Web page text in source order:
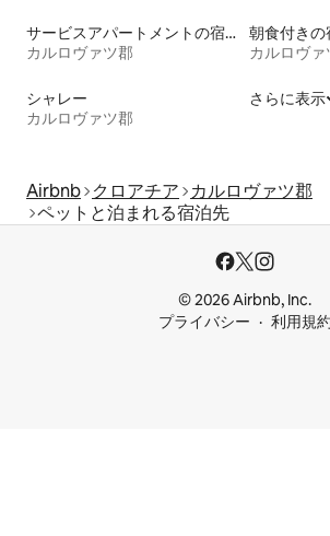
サービスアパートメントの宿泊施設
カルロヴァツ郡
朝食付きの
カルロヴァ
シャレー
カルロヴァツ郡
さらに表示
Airbnb クロアチア
カルロヴァツ郡
ペットと泊まれる宿泊先
© 2026 Airbnb, Inc.
プライバシー
利用規約